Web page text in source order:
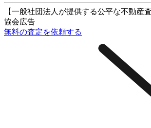
【一般社団法人が提供する公平な不動産
協会広告
無料の査定を依頼する